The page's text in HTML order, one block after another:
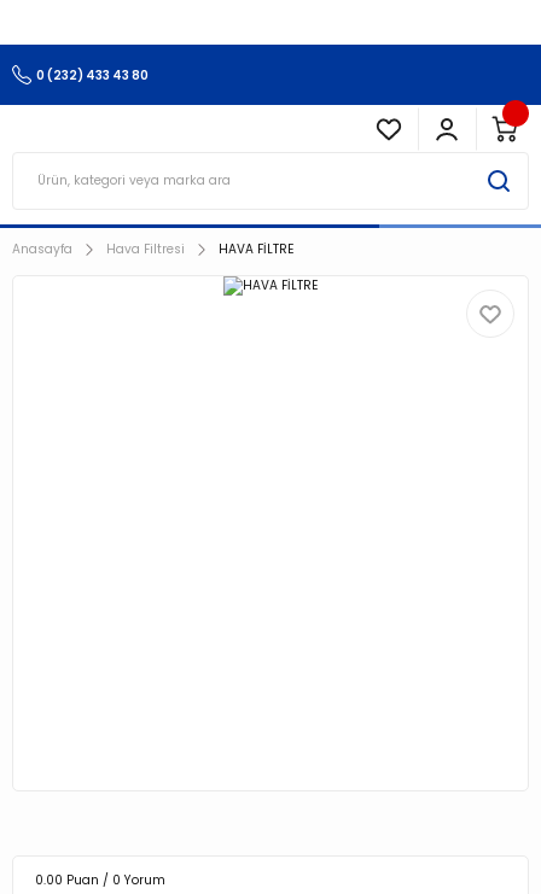
0 (232) 433 43 80
Anasayfa Hava Filtresi HAVA FİLTRE
0.00 Puan / 0 Yorum